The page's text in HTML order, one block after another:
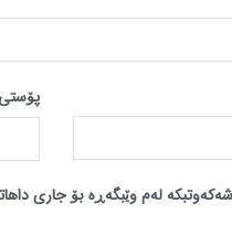
لەم وێبگەڕە بۆ جاری